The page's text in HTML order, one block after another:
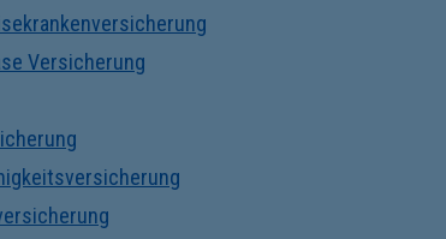
Versicherung